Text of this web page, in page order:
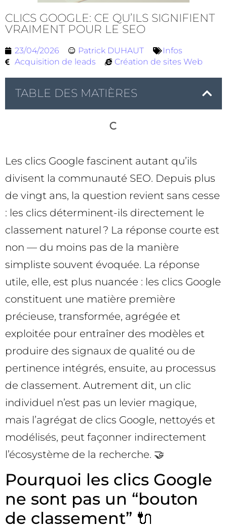
CLICS GOOGLE: CE QU’ILS SIGNIFIENT
VRAIMENT POUR LE SEO
23/04/2026 Patrick DUHAUT
Infos
Acquisition de leads
Création de sites Web
TABLE DES MATIÈRES
Les clics Google fascinent autant qu’ils
divisent la communauté SEO. Depuis plus
de vingt ans, la question revient sans cesse
: les clics déterminent-ils directement le
classement naturel ? La réponse courte est
non — du moins pas de la manière
simpliste souvent évoquée. La réponse
utile, elle, est plus nuancée : les clics Google
constituent une matière première
précieuse, transformée, agrégée et
exploitée pour entraîner des modèles et
produire des signaux de qualité ou de
pertinence intégrés, ensuite, au processus
de classement. Autrement dit, un clic
individuel n’est pas un levier magique,
mais l’agrégat de clics Google, nettoyés et
modélisés, peut façonner indirectement
l’écosystème de la recherche. 🤝
Pourquoi les clics Google
ne sont pas un “bouton
de classement” 🔌